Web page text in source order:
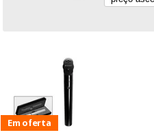
Outlet
clínico
Gabinetes
Ofertas
Medicina
tradicional
chinesa
Em oferta